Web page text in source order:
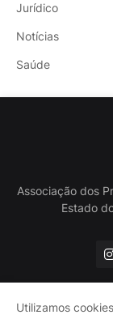
Jurídico
Notícias
Saúde
Associação dos
Estado
Utilizamos